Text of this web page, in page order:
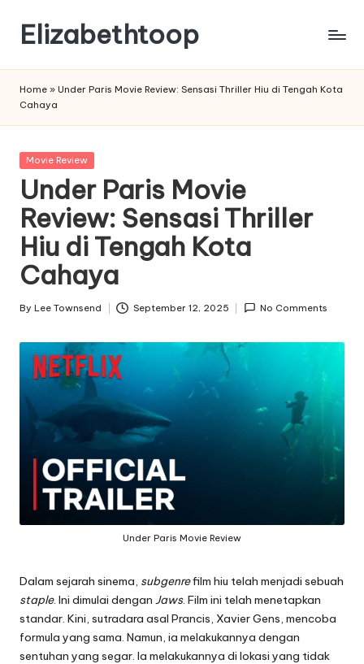
content
Elizabethtoop
Home » Under Paris Movie Review: Sensasi Thriller Hiu di Tengah Kota
Cahaya
Posted
Movie Review
Under Paris Movie
Review: Sensasi Thriller
Hiu di Tengah Kota
Cahaya
Posted
By Lee Townsend September 12, 2025 No Comments
Under Paris Movie Review
Dalam sejarah sinema, subgenrefilm hiu telah menjadi sebuah
staple. Ini dimulai dengan Jaws. Film ini telah menetapkan
standar. Kini, sutradara asal Prancis, Xavier Gens, mencoba
formula yang sama. Namun, ia melakukannya dengan
sentuhan yang segar. Ia melakukannya di lokasi yang tidak